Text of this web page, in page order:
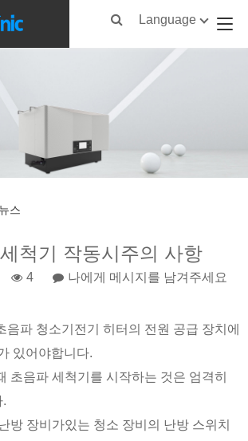
Language
스
척기 작동시주의 사항
4 나에게 메시지를 남겨주세요
음파 청소기 전기 히터의 전원 공급 장치에
있어야합니다.
초음파 세척기를 시작하는 것은 엄격히
.
방 장비가있는 청소 장비의 난방 스위치